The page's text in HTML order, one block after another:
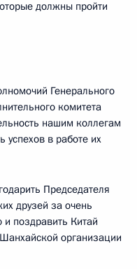
должны пройти
Генерального
комитета
нашим коллегам
успехов в работе их
Председателя
друзей за очень
поздравить Китай
организации